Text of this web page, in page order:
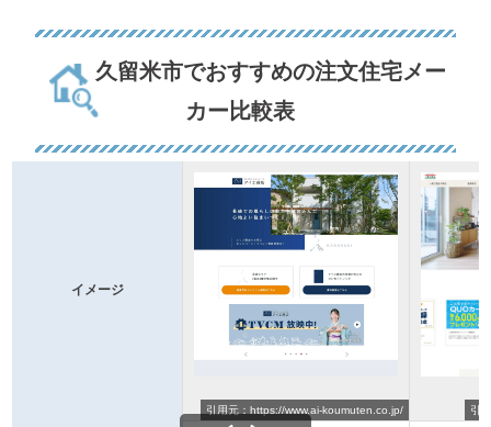
久留米市でおすすめの注文住宅メー
カー比較表
イメージ
引用元：https://www.ai-koumuten.co.jp/ 引